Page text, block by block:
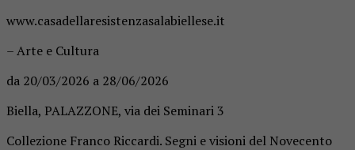
www.casadellaresistenzasalabiellese.it
– Arte e Cultura
da 20/03/2026 a 28/06/2026
Biella, PALAZZONE, via dei Seminari 3
Collezione Franco Riccardi. Segni e visioni del Novecento